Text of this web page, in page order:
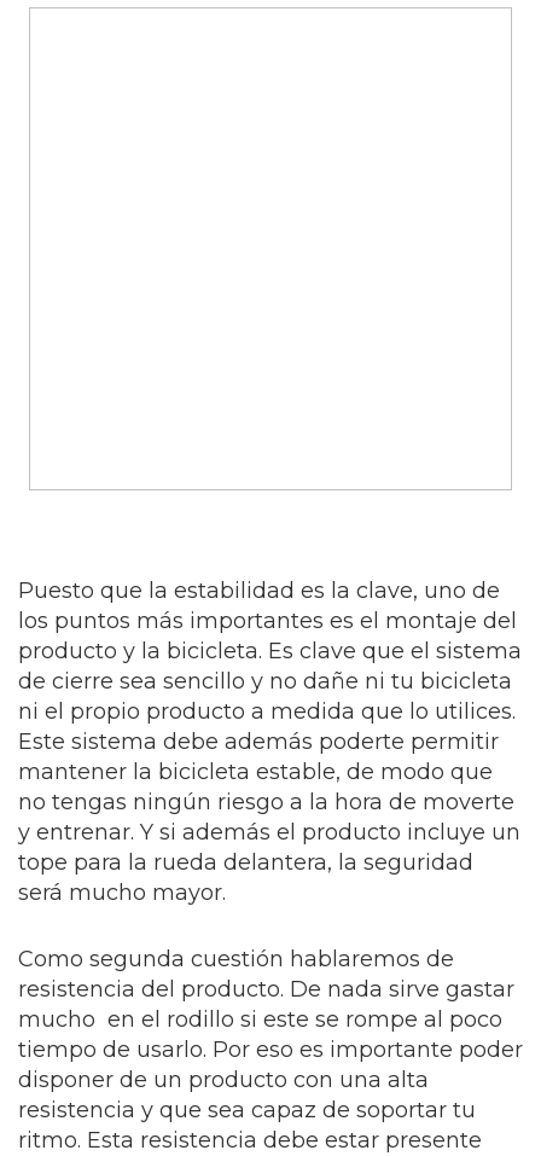
Puesto que la estabilidad es la clave, uno de
los puntos más importantes es el montaje del
producto y la bicicleta. Es clave que el sistema
de cierre sea sencillo y no dañe ni tu bicicleta
ni el propio producto a medida que lo utilices.
Este sistema debe además poderte permitir
mantener la bicicleta estable, de modo que
no tengas ningún riesgo a la hora de moverte
y entrenar. Y si además el producto incluye un
tope para la rueda delantera, la seguridad
será mucho mayor.
Como segunda cuestión hablaremos de
resistencia del producto. De nada sirve gastar
mucho en el rodillo si este se rompe al poco
tiempo de usarlo. Por eso es importante poder
disponer de un producto con una alta
resistencia y que sea capaz de soportar tu
ritmo. Esta resistencia debe estar presente